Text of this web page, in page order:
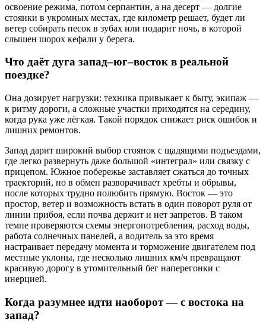
освоение режима, потом серпантин, а на десерт — долгие
стоянки в укромных местах, где километр решает, будет ли
ветер собирать песок в зубах или подарит ночь, в которой
слышен шорох кефали у берега.
Что даёт дуга запад–юг–восток в реальной
поездке?
Она дозирует нагрузки: техника привыкает к быту, экипаж —
к ритму дороги, а сложные участки приходятся на середину,
когда рука уже лёгкая. Такой порядок снижает риск ошибок и
лишних ремонтов.
Запад дарит широкий выбор стоянок с щадящими подъездами,
где легко развернуть даже большой «интеграл» или связку с
прицепом. Южное побережье заставляет сжаться до точных
траекторий, но в обмен разворачивает хребты и обрывы,
после которых трудно полюбить прямую. Восток — это
простор, ветер и возможность встать в один поворот руля от
линии прибоя, если почва держит и нет запретов. В таком
темпе проверяются схемы энергопотребления, расход воды,
работа солнечных панелей, а водитель за это время
настраивает передачу момента и торможение двигателем под
местные уклоны, где несколько лишних км/ч превращают
красивую дорогу в утомительный бег наперегонки с
инерцией.
Когда разумнее идти наоборот — с востока на
запад?